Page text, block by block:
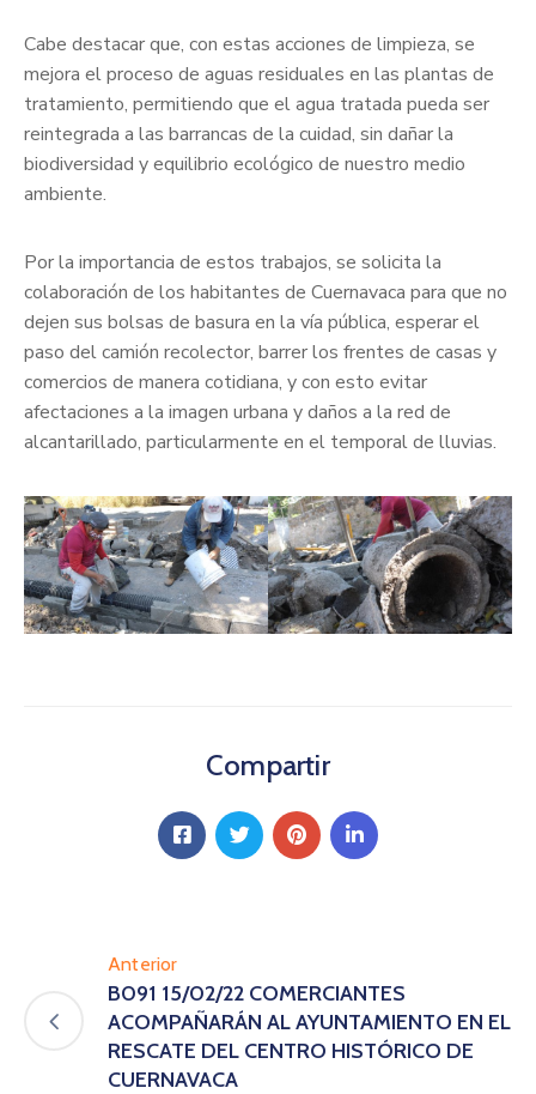
Cabe destacar que, con estas acciones de limpieza, se
mejora el proceso de aguas residuales en las plantas de
tratamiento, permitiendo que el agua tratada pueda ser
reintegrada a las barrancas de la cuidad, sin dañar la
biodiversidad y equilibrio ecológico de nuestro medio
ambiente.
Por la importancia de estos trabajos, se solicita la
colaboración de los habitantes de Cuernavaca para que no
dejen sus bolsas de basura en la vía pública, esperar el
paso del camión recolector, barrer los frentes de casas y
comercios de manera cotidiana, y con esto evitar
afectaciones a la imagen urbana y daños a la red de
alcantarillado, particularmente en el temporal de lluvias.
Compartir
Anterior
B091 15/02/22 COMERCIANTES
ACOMPAÑARÁN AL AYUNTAMIENTO EN EL
RESCATE DEL CENTRO HISTÓRICO DE
CUERNAVACA